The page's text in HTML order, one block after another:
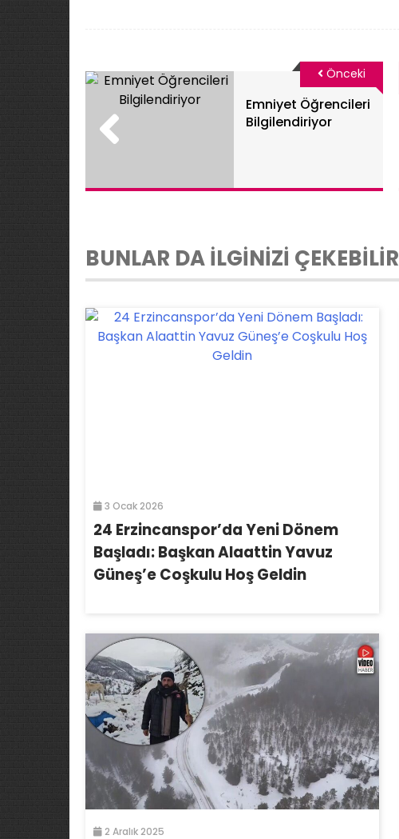
Emniyet Öğrencileri
Bilgilendiriyor
Önceki
BUNLAR DA İLGİNİZİ ÇEKEBİLİR
3 Ocak 2026
24 Erzincanspor’da Yeni Dönem
Başladı: Başkan Alaattin Yavuz
Güneş’e Coşkulu Hoş Geldin
2 Aralık 2025